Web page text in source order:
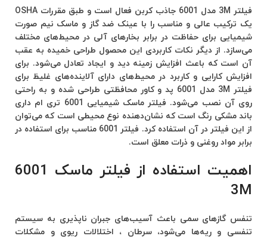
فیلتر 3M مدل 6001 جاذب کربن فعال است و طبق مقررات OSHA
یک ترکیب عالی و مناسب را با عینک ضد گاز و ماسک نیم صورت
شیمیایی برای حفاظت در برابر بخار‌های آلی در محیط‌های مختلف
می‌سازد. از دیگر نکات کاربردی این محصول طراحی خمیده به عقب
آن است که باعث افزایش زمینه دید و ایجاد تعادل می‌شود. برای
افزایش کارایی و کاربرد در محیط‌های دارای آلاینده‌های غلیظ برای
فیلتر 3M مدل 6001 پد و کاور محافظتی طراحی شده و به راحتی
روی آن نصب می‌شود. فیلتر ماسک شیمیایی 6001 تری ام داری
باند مشکی رنگ است که نشان‌دهنده نوع محیطی است که می‌توان
از این فیلتر در آن استفاده کرد. فیلتر 6001 مناسب برای استفاده در
برابر مواد روغنی و ذرات معلق است.
اهمیت استفاده از فیلتر ماسک 6001
3M
تنفس گازهای سمی باعث آسیب‌های جبران ناپذیری به سیستم
تنفسی و ریه‌ها می‌شود، سرطان ، اختلالات ریوی و مشکلات